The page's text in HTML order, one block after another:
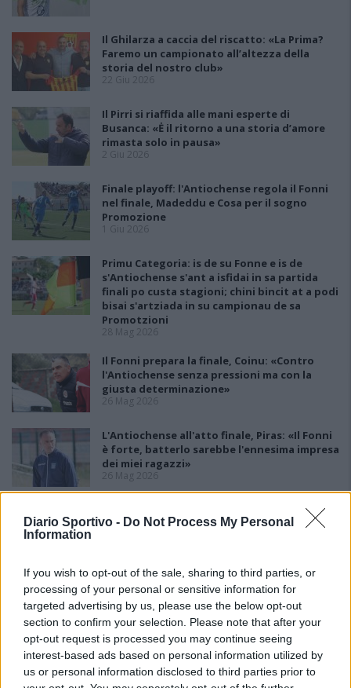
Diario Sportivo - Do Not Process My Personal
Information
If you wish to opt-out of the sale, sharing to third parties, or
processing of your personal or sensitive information for
targeted advertising by us, please use the below opt-out
section to confirm your selection. Please note that after your
opt-out request is processed you may continue seeing
interest-based ads based on personal information utilized by
us or personal information disclosed to third parties prior to
Il Ghilarza a caccia del riscatto: «La Prima?
Faremo un campionato all’altezza della
storia del nostro club»
22 Giu 2026
Il Pirri si riaffida alle mani esperte di
Busanca: «Ė il ritorno a una storia d’amore
rimasta solo in pausa»
2 Giu 2026
Finale playoff: l'Antiochense regola il Fonni
nel finale, Madeddu e Cosa per il sogno
Promozione
1 Giu 2026
Primu Categoria: is de su Fonne e is de
s'Antiochense s'ant a isfidai in sa partida
finali po custa stagioni; chini bincit at a podi
bisai s'artziada in su campionau de sa
Promotzioni
28 Mag 2026
Il Fonni prepara la finale, Coinu: «Contro
l'Antiochense senza pressioni ma con la
giusta determinazione»
26 Mag 2026
L'Antiochense all'atto finale, Piras: «Il Fonni
è forte, batterlo sarebbe l'ennesima impresa
dei miei ragazzi»
26 Mag 2026
Malaspina salve, Bariese, Barumini, Siniscola